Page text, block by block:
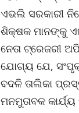
ଏଭଲି ସରକାରୀ
ଶିକ୍ଷକ ମାନଙ୍କୁ
ନେତା ଟ୍ରେଜରୀ
ଯୋଗ୍ୟ ଯେ,
ବଦଳି ତାଲିକା
ମନମୁତାବକ